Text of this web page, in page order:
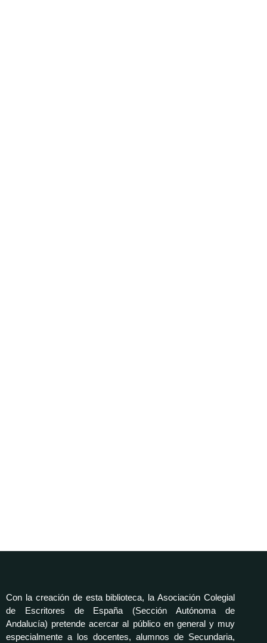
Con la creación de esta biblioteca, la Asociación Colegial
de Escritores de España (Sección Autónoma de
Andalucía) pretende acercar al público en general y muy
especialmente a los docentes, alumnos de Secundaria,